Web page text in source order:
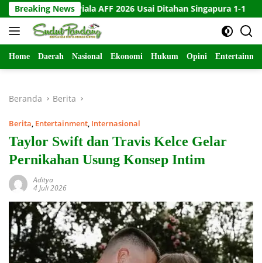
Langsung
ke
konten
Breaking News
di Piala AFF 2026 Usai Ditahan Singapura 1-1 10
Home Daerah Nasional Ekonomi Hukum Opini
Beranda Berita
Berita, Entertainment, Internasional
Taylor Swift dan Travis Kelce Gelar
Pernikahan Usung Konsep Intim
Aditya
4 Juli 2026